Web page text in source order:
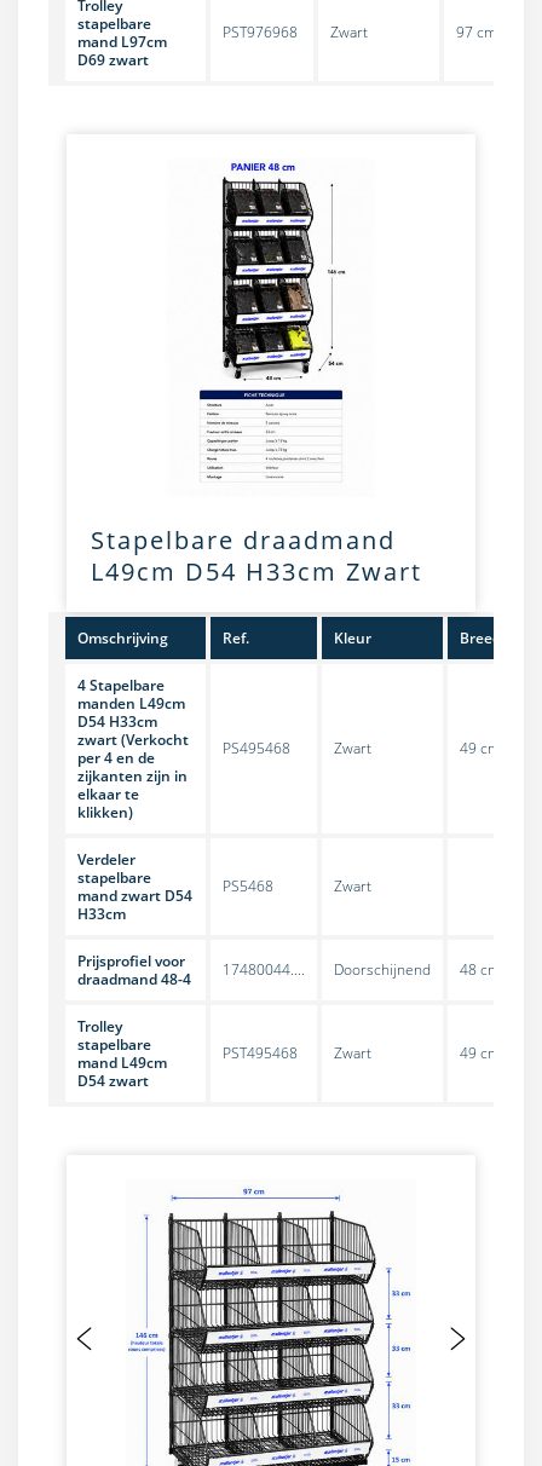
Trolley
stapelbare
mand L97cm
D69 zwart
PST976968 Zwart 97 cm
Stapelbare draadmand
L49cm D54 H33cm Zwart
Omschrijving Ref. Kleur Breedte
4 Stapelbare
manden L49cm
D54 H33cm
zwart (Verkocht
per 4 en de
zijkanten zijn in
elkaar te
klikken)
PS495468 Zwart 49 cm
Verdeler
stapelbare
mand zwart D54
H33cm
PS5468 Zwart
Prijsprofiel voor
draadmand 48-4
17480044.... Doorschijnend 48 cm
Trolley
stapelbare
mand L49cm
D54 zwart
PST495468 Zwart 49 cm